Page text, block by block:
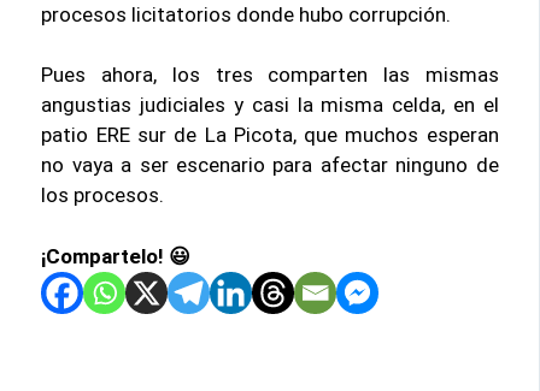
procesos licitatorios donde hubo corrupción.
Pues ahora, los tres comparten las mismas
angustias judiciales y casi la misma celda, en el
patio ERE sur de La Picota, que muchos esperan
no vaya a ser escenario para afectar ninguno de
los procesos.
¡Compartelo! 😃